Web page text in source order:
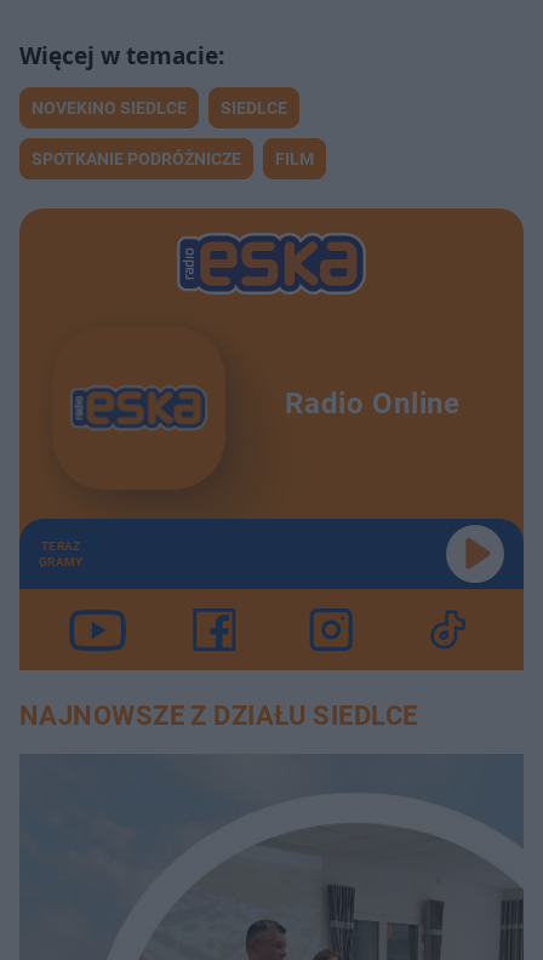
NOVEKINO SIEDLCE SIEDLCE
SPOTKANIE PODRÓŻNICZE FILM
Radio Online
TERAZ
GRAMY
NAJNOWSZE Z DZIAŁU SIEDLCE